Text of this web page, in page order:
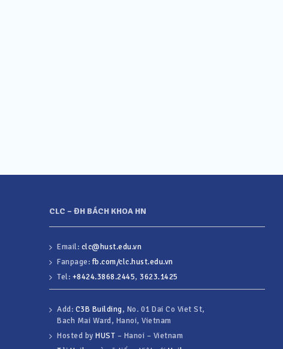
CLC – ĐH BÁCH KHOA HN
Email: clc@hust.edu.vn
Fanpage:fb.com/clc.hust.edu.vn
Tel: +8424.3868.2445, 3623.1425
Add: C3B Building, No. 01 Dai Co Viet St,
Bach Mai Ward, Hanoi, Vietnam
Hosted by HUST – Hanoi – Vietnam